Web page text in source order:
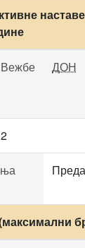
Вежбе ДОН
2